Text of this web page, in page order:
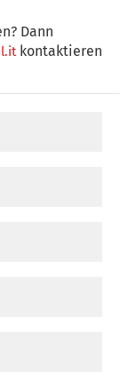
Dann
kontaktieren